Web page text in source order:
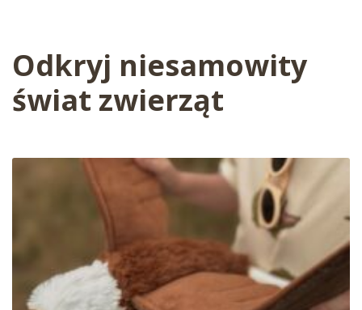
Odkryj niesamowity
świat zwierząt